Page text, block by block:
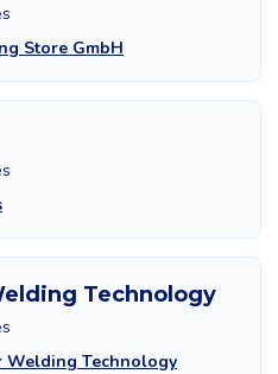
Store GmbH
Technology
Welding Technology